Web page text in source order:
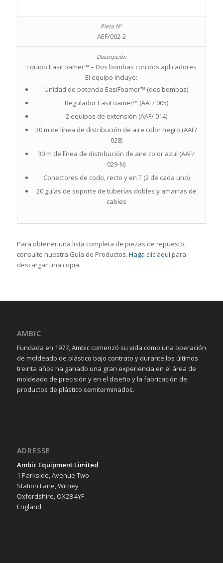
AEF/002-2
Equipo EasiFoamer™ – Dos bombas con dos aplicadores
El equipo incluye:
Unidad de potencia EasiFoamer™ (dos bombas)
Regulador EasiFoamer™ (AAF/ 005)
2 equipos de extensión (AAF/ 014)
30 m de línea de distribución de aire color negro (AAF/
028)
30 m de línea de distribución de aire color azul (AAF/
029-N)
Conectores de codo, recto y en T (2 de cada uno)
20 guías de soporte de tuberías dobles y amarras de
cables
Para obtener una lista completa de piezas de repuesto,
consulte nuestra Guía de Productos. Haga clic aquípara
descargar una copia.
AMBIC
Fundada en 1977, Ambic comenzó su vida como una operación
de moldeado de plástico bajo contrato y durante los últimos
treinta años ha ganado una gran experiencia en el área de
moldeado de precisión y en el diseño y la fabricación de
productos de plástico semiterminados.
ADRESSE
Ambic Equipment Limited
1 Parkside, Avenue Two
Station Lane, Witney
Oxfordshire, OX28 4YF
England